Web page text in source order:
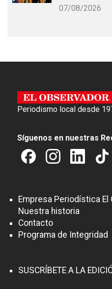
07/08/2026
Periodismo local desde
Síguenos en nuestras
Empresa Periodística
Nuestra historia
Contacto
Programa de Integridad
SUSCRÍBETE A LA